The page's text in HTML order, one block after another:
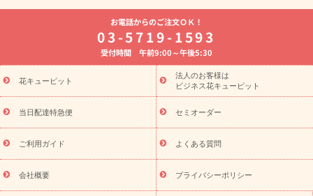
よく贈られる花
お祝いの花特集
誕生日フラワーギフト特集
8月の誕生花(トルコキキョウ)
開店・開業祝い
お供え・お悔やみ お供え・お悔やみの花
通夜・葬儀に贈る花 胡蝶蘭・花鉢
ーブドフラワー
季節のイベント
ひまわり ギフト・プレゼント
特集
お盆 花（新盆・初盆） 季節のイベント
お盆 花（新
盆・初盆）
お盆 花（新盆・初盆）
お盆・お供え 花とセットギ
フト
お盆・お供え プリザーブドフラワー
ひまわり ギフト・プ
レゼント特集
夏の花贈り・お中元・暑中見舞い 花のギフト特集
敬老の日におくる花ギフト・プレゼント特集
花ギフト・プレゼント特集
敬老の日 花のおすすめランキング
敬
老の日 花鉢植えのギフト・プレゼント特集
敬老の日 花とセットギ
フト・プレゼント特集
敬老の日の花 全てのギフト一覧
キャン
お電話からのご注文ＯＫ！
03-5719-1593
受付時間 午前9:00～午後5:30
花キューピット
法人のお客様は
ビジネス花キューピット
当日配達特急便 セミオーダー
ご利用ガイド よくある質問
会社概要 プライバシーポリシー